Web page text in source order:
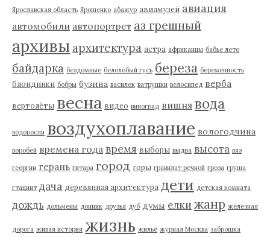
Ярославская область Ярошенко абажур авиамузей авиация
автомобили автопортрет аз грешный
архивы архитектура астра африканцы бабье лето
байдарка бездомные белолобый гусь береза беременность
блондинки бобры бузина василек ватрушки велосипед верба
вертолёты весна видео виноград вишня вода
водоросли воздухоплавание вологодчина
воробей времена года время выборы выдра высота вяз
георгин герань гитара город горы гравилат речной гроза груша
гтацинт дача деревянная архитектура дети детская комната
дождь дольмены донник друзья дуб думы елки жанр железная
дорога живая история жизнь жильё журнал Москва заброшка